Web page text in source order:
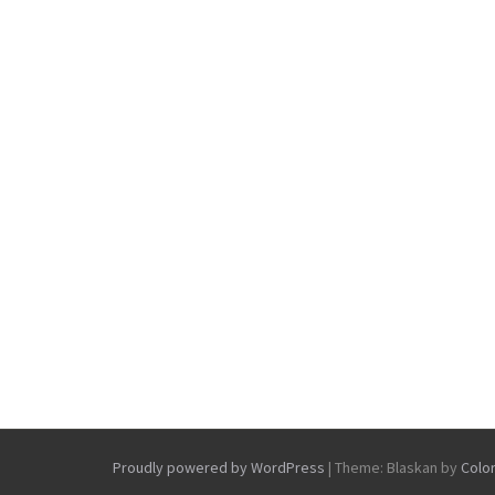
Proudly powered by WordPress | Theme: Blaskan by